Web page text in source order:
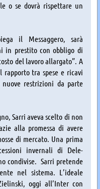
o se dovrà rispettare un
il Messaggero, sarà
in prestito con obbligo di
del lavoro allargato”. A
rapporto tra spese e ricavi
restrizioni da parte
Sarri aveva scelto di non
alla promessa di avere
di mercato. Una prima
invernali di Dele-
condivise. Sarri pretende
nel sistema. L’ideale
oggi all’Inter con